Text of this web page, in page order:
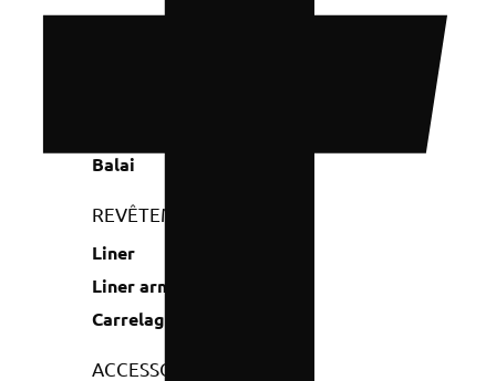
Balai
REVÊTEMENT
Liner
Liner armé
Carrelage
ACCESSOIRES